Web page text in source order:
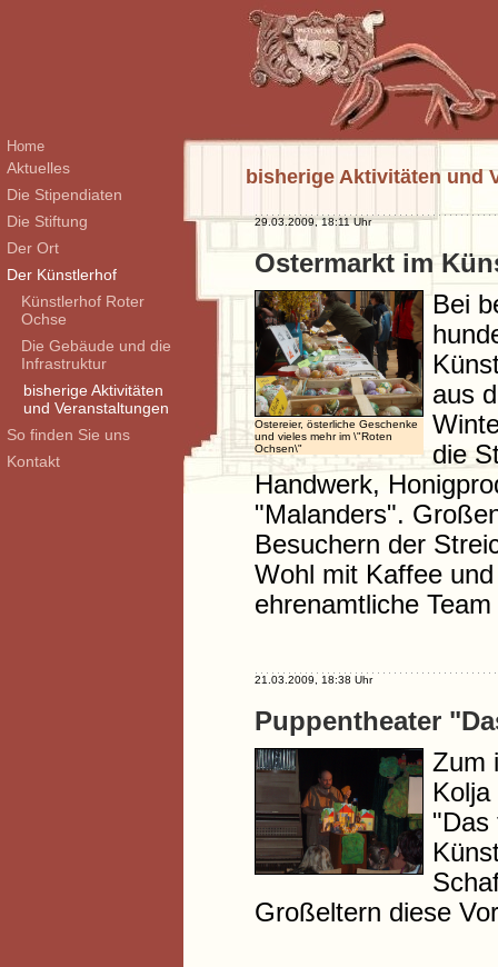
Home
Aktuelles
Die Stipendiaten
Die Stiftung
Der Ort
Der Künstlerhof
Künstlerhof Roter
Ochse
Die Gebäude und die
Infrastruktur
bisherige Aktivitäten
und Veranstaltungen
So finden Sie uns
Kontakt
bisherige Aktivitäten und
29.03.2009, 18:11 Uhr
Ostermarkt im
Ostereier, österliche Geschenke
und vieles mehr im \"Roten
Ochsen\"
Bei
aus
die
Handwerk,
"Malanders".
Besuchern der
Wohl mit Kaffee
ehrenamtliche
21.03.2009, 18:38 Uhr
Puppentheater
Zum
"Das
Großeltern diese